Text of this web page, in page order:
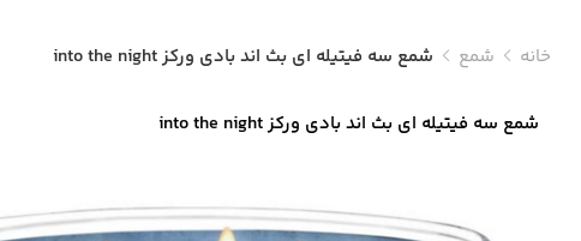
خانه شمع شمع سه فیتیله ای بث اند بادی ورکز into the night
شمع سه فیتیله ای بث اند بادی ورکز into the night